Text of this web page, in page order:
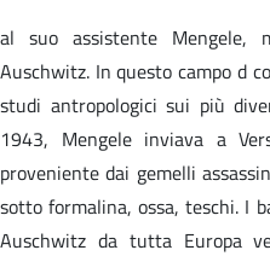
al suo assistente Mengele,
Auschwitz. In questo campo d
studi antropologici sui più
1943, Mengele inviava a
proveniente dai gemelli
sotto formalina, ossa, teschi. I
Auschwitz da tutta Europa